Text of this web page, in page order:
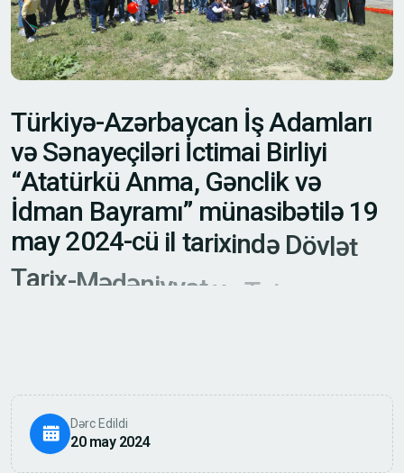
Türkiyə-Azərbaycan İşAdamları
və Sənayeçiləri İctimai Birliyi
“Atatürkü Anma, Gənclik və
İdman Bayramı” münasibətilə 19
may2024-cü il tarixində Dövlət
Tarix- Mədə i
Dərc Edildi
20 may 2024